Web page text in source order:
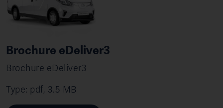
Brochure eDeliver3
Brochure eDeliver3
Type: pdf, 3.5 MB